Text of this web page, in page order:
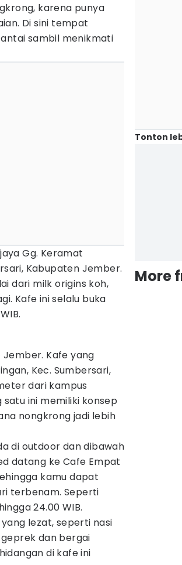
karena punya
Di sini tempat
sambil menikmati
Gg. Keramat
Kabupaten Jember.
dari milk origins koh,
Kafe ini selalu buka
Jember. Kafe yang
Kec. Sumbersari,
dari kampus
satu ini memiliki konsep
nongkrong jadi lebih
di outdoor dan dibawah
datang ke Cafe Empat
kamu dapat
terbenam. Seperti
24.00 WIB.
lezat, seperti nasi
dan bergai
di kafe ini
Tonton
More